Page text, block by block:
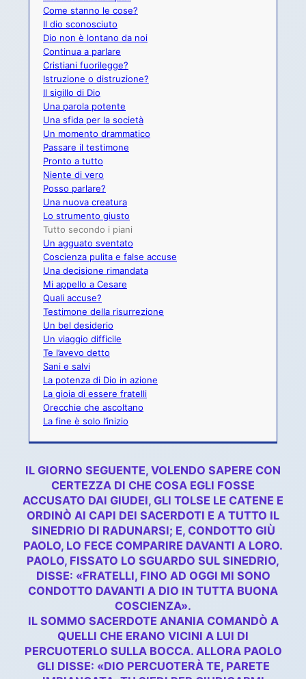
Come stanno le cose?
Il dio sconosciuto
Dio non è lontano da noi
Continua a parlare
Cristiani fuorilegge?
Istruzione o distruzione?
Il sigillo di Dio
Una parola potente
Una sfida per la società
Un momento drammatico
Passare il testimone
Pronto a tutto
Niente di vero
Posso parlare?
Una nuova creatura
Lo strumento giusto
Tutto secondo i piani
Un agguato sventato
Coscienza pulita e false accuse
Una decisione rimandata
Mi appello a Cesare
Quali accuse?
Testimone della risurrezione
Un bel desiderio
Un viaggio difficile
Te l’avevo detto
Sani e salvi
La potenza di Dio in azione
La gioia di essere fratelli
Orecchie che ascoltano
La fine è solo l’inizio
IL GIORNO SEGUENTE, VOLENDO SAPERE CON
CERTEZZA DI CHE COSA EGLI FOSSE
ACCUSATO DAI GIUDEI, GLI TOLSE LE CATENE E
ORDINÒ AI CAPI DEI SACERDOTI E A TUTTO IL
SINEDRIO DI RADUNARSI; E, CONDOTTO GIÙ
PAOLO, LO FECE COMPARIRE DAVANTI A LORO.
PAOLO, FISSATO LO SGUARDO SUL SINEDRIO,
DISSE: «FRATELLI, FINO AD OGGI MI SONO
CONDOTTO DAVANTI A DIO IN TUTTA BUONA
COSCIENZA».
IL SOMMO SACERDOTE ANANIA COMANDÒ A
QUELLI CHE ERANO VICINI A LUI DI
PERCUOTERLO SULLA BOCCA. ALLORA PAOLO
GLI DISSE: «DIO PERCUOTERÀ TE, PARETE